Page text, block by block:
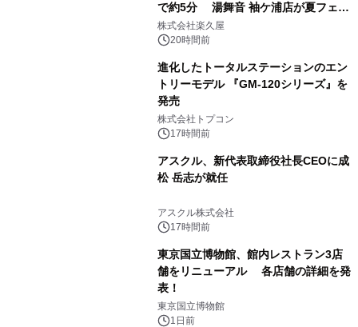
で約5分 湯舞音 袖ケ浦店が夏フェア
メニューを提供
株式会社楽久屋
20時間前
進化したトータルステーションのエン
トリーモデル 『GM-120シリーズ』を
発売
株式会社トプコン
17時間前
アスクル、新代表取締役社長CEOに成
松 岳志が就任
アスクル株式会社
17時間前
東京国立博物館、館内レストラン3店
舗をリニューアル 各店舗の詳細を発
表！
東京国立博物館
1日前